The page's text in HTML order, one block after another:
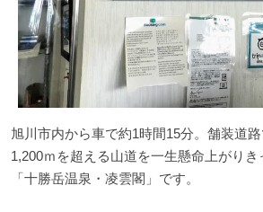
旭川市内から車で約1時間15分。舗装道
1,200ｍを超える山道を一生懸命上がり
「十勝岳温泉・凌雲閣」です。